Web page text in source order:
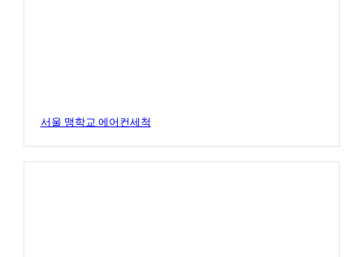
서울 맹학교 에어컨세척